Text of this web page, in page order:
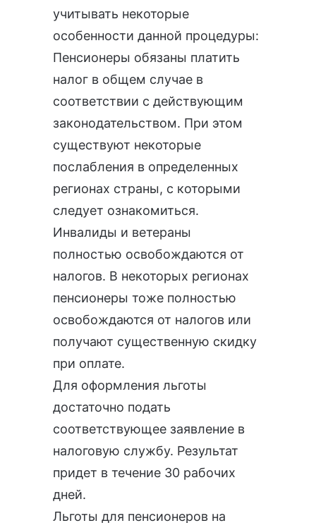
учитывать некоторые
особенности данной процедуры:
Пенсионеры обязаны платить
налог в общем случае в
соответствии с действующим
законодательством. При этом
существуют некоторые
послабления в определенных
регионах страны, с которыми
следует ознакомиться.
Инвалиды и ветераны
полностью освобождаются от
налогов. В некоторых регионах
пенсионеры тоже полностью
освобождаются от налогов или
получают существенную скидку
при оплате.
Для оформления льготы
достаточно подать
соответствующее заявление в
налоговую службу. Результат
придет в течение 30 рабочих
дней.
Льготы для пенсионеров на